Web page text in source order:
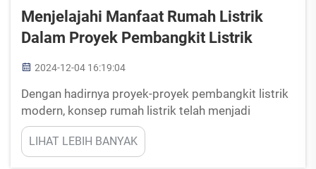
Menjelajahi Manfaat Rumah Listrik
Dalam Proyek Pembangkit Listrik
2024-12-04 16:19:04
Dengan hadirnya proyek-proyek pembangkit listrik
modern, konsep rumah listrik telah menjadi
perkembangan penting karena banyaknya
keuntungan yang meningkatkan efisiensi dan
keselamatan operasional. Rumah listrik atau E-
LIHAT LEBIH BANYAK